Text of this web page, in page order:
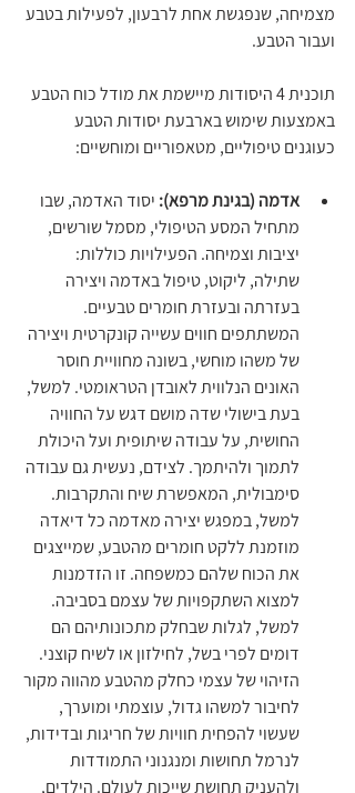
מצמיחה, שנפגשת אחת לרבעון, לפעילות בטבע
ועבור הטבע.
תוכנית 4 היסודות מיישמת את מודל כוח הטבע
באמצעות שימוש בארבעת יסודות הטבע
כעוגנים טיפוליים, מטאפוריים ומוחשיים:
אדמה (בגינת מרפא): יסוד האדמה, שבו
מתחיל המסע הטיפולי, מסמל שורשים,
יציבות וצמיחה. הפעילויות כוללות:
שתילה, ליקוט, טיפול באדמה ויצירה
בעזרתה ובעזרת חומרים טבעיים.
המשתתפים חווים עשייה קונקרטית ויצירה
של משהו מוחשי, בשונה מחוויית חוסר
האונים הנלווית לאובדן הטראומטי. למשל,
בעת בישולי שדה מושם דגש על החוויה
החושית, על עבודה שיתופית ועל היכולת
לתמוך ולהיתמך. לצידם, נעשית גם עבודה
סימבולית, המאפשרת שיח והתקרבות.
למשל, במפגש יצירה מאדמה כל דיאדה
מוזמנת ללקט חומרים מהטבע, שמייצגים
את הכוח שלהם כמשפחה. זו הזדמנות
למצוא השתקפויות של עצמם בסביבה.
למשל, לגלות שבחלק מתכונותיהם הם
דומים לפרי בשל, לחילזון או לשיח קוצני.
הזיהוי של עצמי כחלק מהטבע מהווה מקור
לחיבור למשהו גדול, עוצמתי ומוערך,
שעשוי להפחית חוויות של חריגות ובדידות,
לנרמל תחושות ומנגנוני התמודדות
ולהעניק תחושת שייכות לעולם. הילדים,